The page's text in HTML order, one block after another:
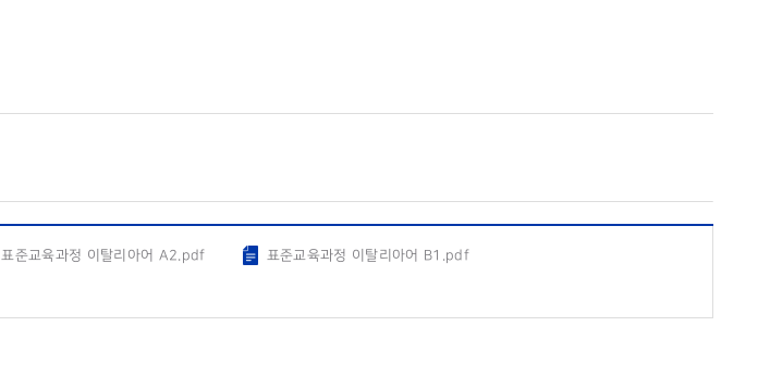
표준교육과정 이탈리아어 A2.pdf
표준교육과정 이탈리아어 B1.pdf